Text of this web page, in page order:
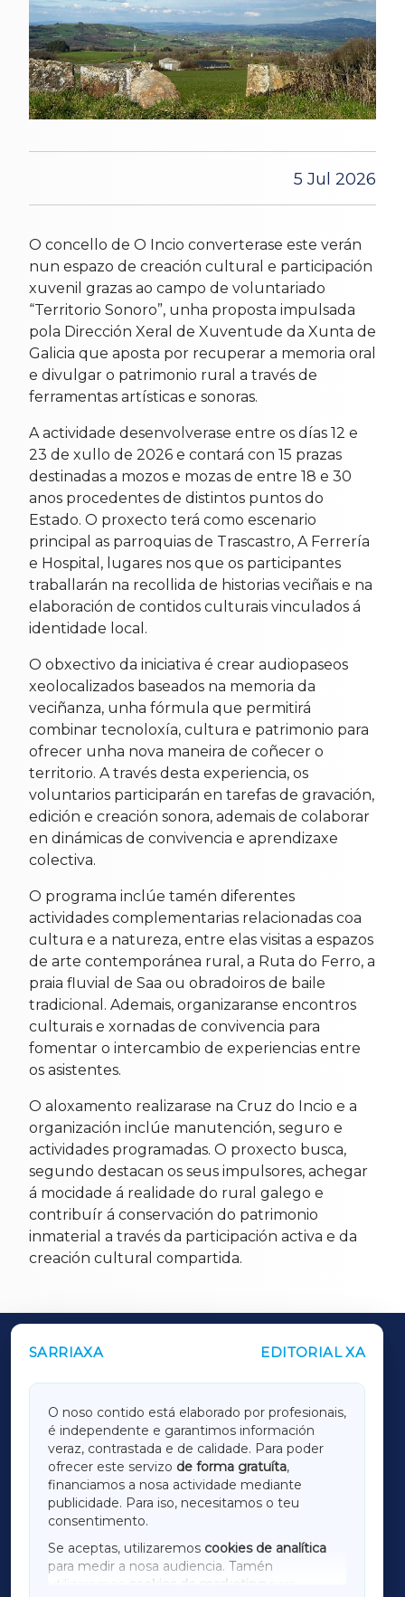
5 Jul 2026
O concello de O Incio converterase este verán
nun espazo de creación cultural e participación
xuvenil grazas ao campo de voluntariado
“Territorio Sonoro”, unha proposta impulsada
pola Dirección Xeral de Xuventude da Xunta de
Galicia que aposta por recuperar a memoria oral
e divulgar o patrimonio rural a través de
ferramentas artísticas e sonoras.
A actividade desenvolverase entre os días 12 e
23 de xullo de 2026 e contará con 15 prazas
destinadas a mozos e mozas de entre 18 e 30
anos procedentes de distintos puntos do
Estado. O proxecto terá como escenario
principal as parroquias de Trascastro, A Ferrería
e Hospital, lugares nos que os participantes
traballarán na recollida de historias veciñais e na
elaboración de contidos culturais vinculados á
identidade local.
O obxectivo da iniciativa é crear audiopaseos
xeolocalizados baseados na memoria da
veciñanza, unha fórmula que permitirá
combinar tecnoloxía, cultura e patrimonio para
ofrecer unha nova maneira de coñecer o
territorio. A través desta experiencia, os
voluntarios participarán en tarefas de gravación,
edición e creación sonora, ademais de colaborar
en dinámicas de convivencia e aprendizaxe
colectiva.
O programa inclúe tamén diferentes
actividades complementarias relacionadas coa
cultura e a natureza, entre elas visitas a espazos
de arte contemporánea rural, a Ruta do Ferro, a
praia fluvial de Saa ou obradoiros de baile
tradicional. Ademais, organizaranse encontros
culturais e xornadas de convivencia para
fomentar o intercambio de experiencias entre
os asistentes.
O aloxamento realizarase na Cruz do Incio e a
organización inclúe manutención, seguro e
actividades programadas. O proxecto busca,
segundo destacan os seus impulsores, achegar
á mocidade á realidade do rural galego e
contribuír á conservación do patrimonio
inmaterial a través da participación activa e da
creación cultural compartida.
SARRIAXA EDITORIAL XA
O noso contido está elaborado por profesionais,
é independente e garantimos información
veraz, contrastada e de calidade. Para poder
ofrecer este servizo de forma gratuíta,
financiamos a nosa actividade mediante
publicidade. Para iso, necesitamos o teu
consentimento.
Se aceptas, utilizaremos cookies de analítica
para medir a nosa audiencia. Tamén
utilizaremos
cookies de marketing
OUTROS PERIÓDICOS
LUGOXA
TERRACHAXA
AMARIÑAXA